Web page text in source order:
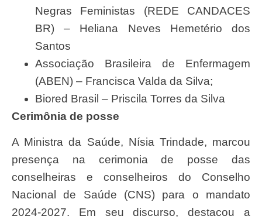
Negras Feministas (REDE CANDACES
BR) – Heliana Neves Hemetério dos
Santos
Associação Brasileira de Enfermagem
(ABEN) – Francisca Valda da Silva;
Biored Brasil – Priscila Torres da Silva
Cerimônia de posse
A Ministra da Saúde, Nísia Trindade, marcou
presença na cerimonia de posse das
conselheiras e conselheiros do Conselho
Nacional de Saúde (CNS) para o mandato
2024-2027. Em seu discurso, destacou a